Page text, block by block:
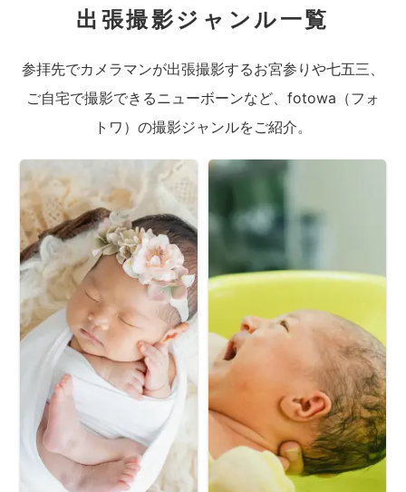
出張撮影ジャンル一覧
参拝先でカメラマンが出張撮影するお宮参りや七五三、
ご自宅で撮影できるニューボーンなど、fotowa（フォ
トワ）の撮影ジャンルをご紹介。